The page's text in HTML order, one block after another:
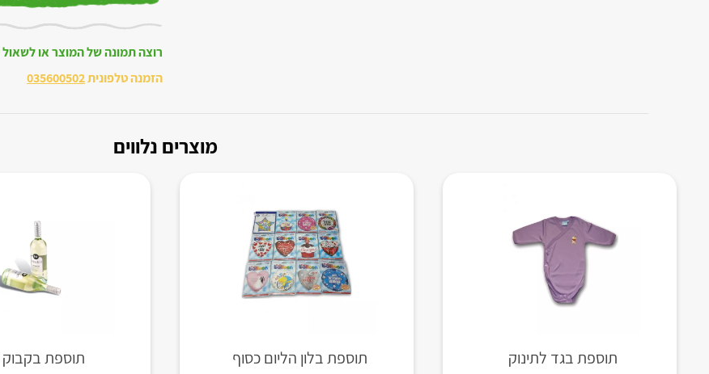
רוצה תמונה של המוצר או
הזמנה טלפונית035600502
מוצרים נלווים
תוספת בגד לתינוק תוספת בלון הליום כסוף תוספת בקבוק